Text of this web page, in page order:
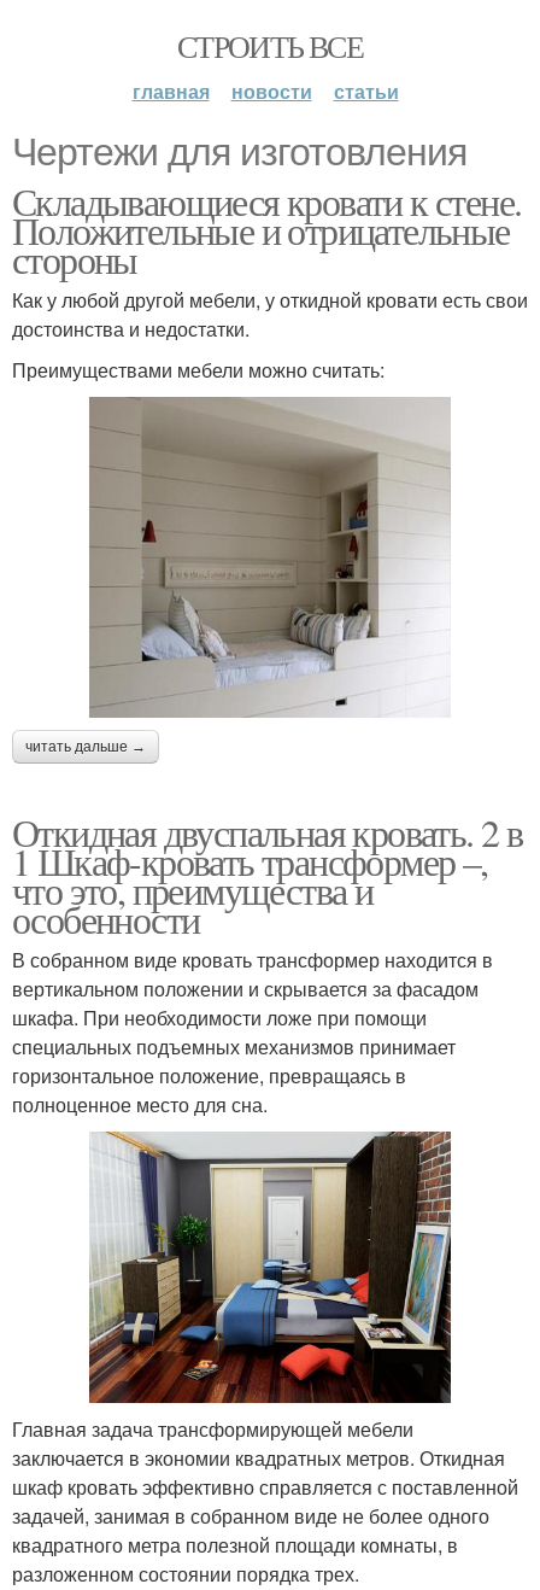
СТРОИТЬ ВСЕ
главная новости статьи
Чертежи для изготовления
Складывающиеся кровати к стене.
Положительные и отрицательные
стороны
Как у любой другой мебели, у откидной кровати есть свои
достоинства и недостатки.
Преимуществами мебели можно считать:
читать дальше →
Откидная двуспальная кровать. 2 в
1 Шкаф-кровать трансформер –,
что это, преимущества и
особенности
В собранном виде кровать трансформер находится в
вертикальном положении и скрывается за фасадом
шкафа. При необходимости ложе при помощи
специальных подъемных механизмов принимает
горизонтальное положение, превращаясь в
полноценное место для сна.
Главная задача трансформирующей мебели
заключается в экономии квадратных метров. Откидная
шкаф кровать эффективно справляется с поставленной
задачей, занимая в собранном виде не более одного
квадратного метра полезной площади комнаты, в
разложенном состоянии порядка трех.